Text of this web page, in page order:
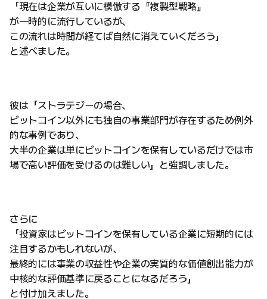
「現在は企業が互いに模倣する『複製型戦略』
が一時的に流行しているが、
この流れは時間が経てば自然に消えていくだろう」
と述べました。
彼は「ストラテジーの場合、
ビットコイン以外にも独自の事業部門が存在するため例外
的な事例であり、
大半の企業は単にビットコインを保有しているだけでは市
場で高い評価を受けるのは難しい」と強調しました。
さらに
「投資家はビットコインを保有している企業に短期的には
注目するかもしれないが、
最終的には事業の収益性や企業の実質的な価値創出能力が
中核的な評価基準に戻ることになるだろう」
と付け加えました。